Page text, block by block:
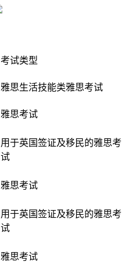
考试类型
雅思生活技能类雅思考试
雅思考试
用于英国签证及移民的雅思考
试
雅思考试
用于英国签证及移民的雅思考
试
雅思考试